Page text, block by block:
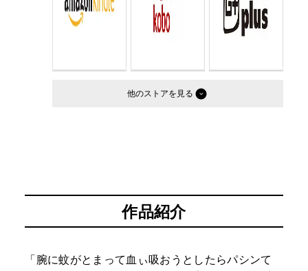
他のストア
作品紹介
「腕に蚊がとまって血ぃ吸おうとしたらパシンて